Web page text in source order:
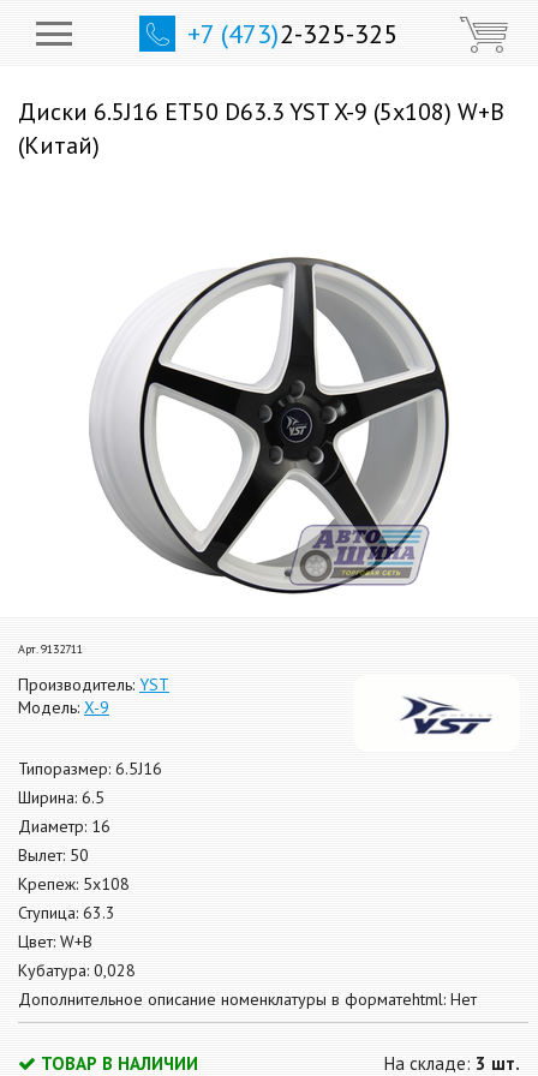
+7 (473)2-325-325
Диски 6.5J16 ET50 D63.3 YST X-9 (5x108) W+B
(Китай)
Арт. 9132711
Производитель: YST
Модель: X-9
Типоразмер: 6.5J16
Ширина: 6.5
Диаметр: 16
Вылет: 50
Крепеж: 5x108
Ступица: 63.3
Цвет: W+B
Кубатура: 0,028
Дополнительное описание номенклатуры в форматеhtml: Нет
ТОВАР В НАЛИЧИИ На складе: 3 шт.